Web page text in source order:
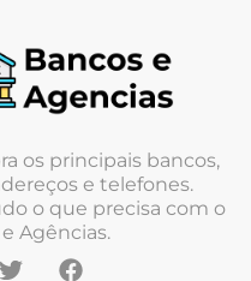
os principais bancos,
e telefones.
o que precisa com o
Agências.